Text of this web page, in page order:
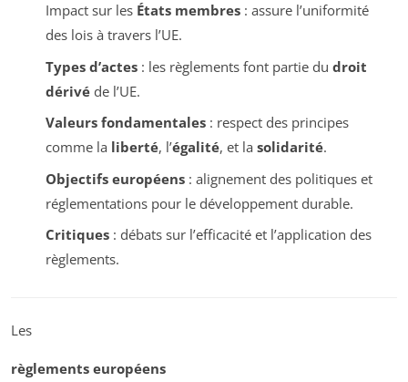
Impact sur les États membres: assure l’uniformité
des lois à travers l’UE.
Types d’actes: les règlements font partie du droit
dérivéde l’UE.
Valeurs fondamentales: respect des principes
comme la liberté, l’égalité, et la solidarité.
Objectifs européens: alignement des politiques et
réglementations pour le développement durable.
Critiques: débats sur l’efficacité et l’application des
règlements.
Les
règlements européens